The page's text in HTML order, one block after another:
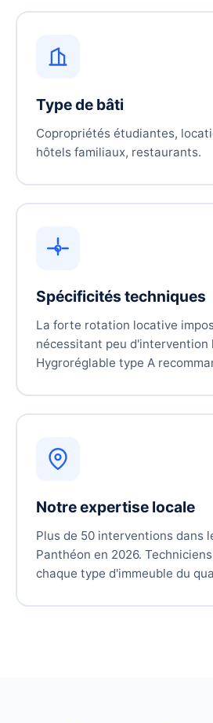
Type de bâti
Copropriétés étudiantes,
hôtels familiaux, restaurants.
Spécificités techniques
La forte rotation locative
nécessitant peu d'intervention
Hygroréglable type A
Notre expertise locale
Plus de 50 interventions dans
Panthéon en 2026.
chaque type d'immeuble du